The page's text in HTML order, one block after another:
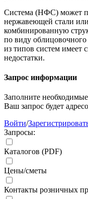
Система (НФС) может
нержавеющей стали
комбинированную
по виду
из типов систем имеет
недостатки.
Запрос информации
Заполните
Ваш запрос будет
Войти/
Запросы:
Каталогов (PDF)
Цены/сметы
Контакты розничных